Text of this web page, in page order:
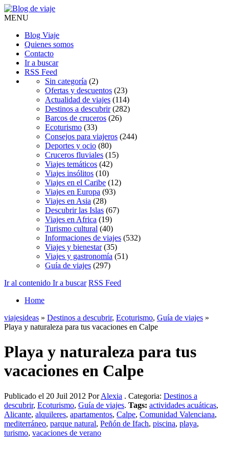
MENU
Blog Viaje
Quienes somos
Contacto
Ir a buscar
RSS Feed
Sin categoría (2)
Ofertas y descuentos (23)
Actualidad de viajes (114)
Destinos a descubrir(282)
Barcos de cruceros (26)
Ecoturismo (33)
Consejos para viajeros (244)
Deportes y ocio (80)
Cruceros fluviales (15)
Viajes temáticos (42)
Viajes insólitos (10)
Viajes en el Caribe (12)
Viajes en Europa (93)
Viajes en Asia (28)
Descubrir las Islas (67)
Viajes en Africa (19)
Turismo cultural (40)
Informaciones de viajes (532)
Viajes y bienestar(35)
Viajes y gastronomía (51)
Guía de viajes (297)
Ir al contenido Ir a buscar RSS Feed
Home
viajesideas » Destinos a descubrir, Ecoturismo, Guía de viajes »
Playa y naturaleza para tus vacaciones en Calpe
Playa y naturaleza para tus
vacaciones en Calpe
Publicado el 20 Juil 2012 PorAlexia . Categoria: Destinos a
descubrir, Ecoturismo, Guía de viajes. Tags: actividades acuáticas,
Alicante, alquileres, apartamentos, Calpe, Comunidad Valenciana,
mediterráneo, parque natural, Peñón de Ifach, piscina, playa,
turismo, vacaciones de verano